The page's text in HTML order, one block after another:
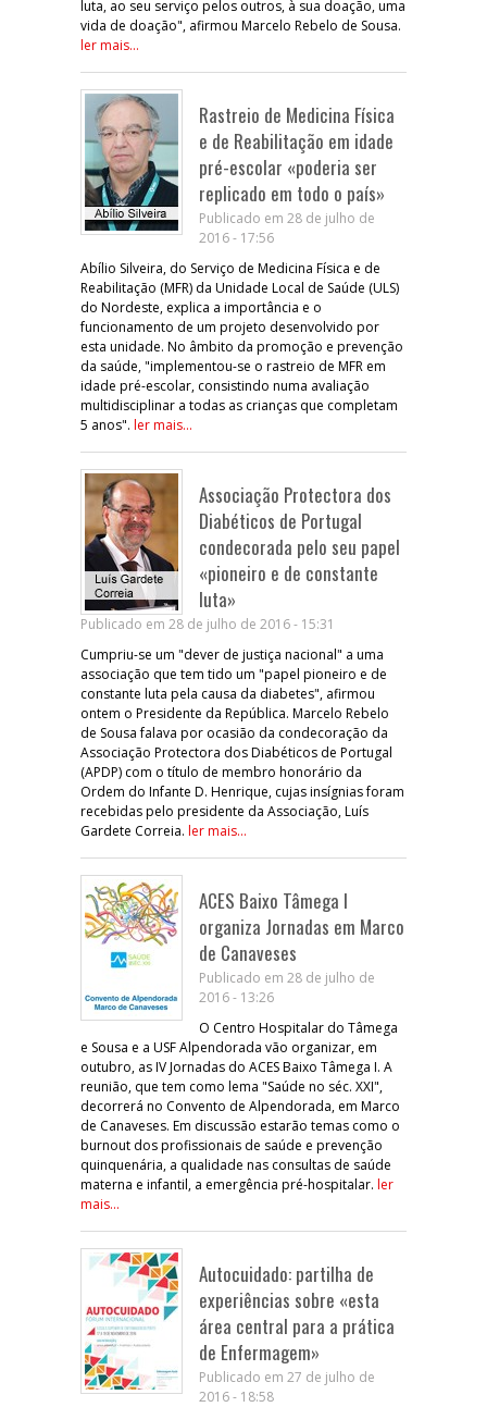
luta, ao seu serviço pelos outros, à sua doação, uma
vida de doação", afirmou Marcelo Rebelo de Sousa.
ler mais...
Rastreio de Medicina Física
e de Reabilitação em idade
pré-escolar «poderia ser
replicado em todo o país»
Publicado em 28 de julho de
2016 - 17:56
Abílio Silveira, do Serviço de Medicina Física e de
Reabilitação (MFR) da Unidade Local de Saúde (ULS)
do Nordeste, explica a importância e o
funcionamento de um projeto desenvolvido por
esta unidade. No âmbito da promoção e prevenção
da saúde, "implementou-se o rastreio de MFR em
idade pré-escolar, consistindo numa avaliação
multidisciplinar a todas as crianças que completam
5 anos". ler mais...
Associação Protectora dos
Diabéticos de Portugal
condecorada pelo seu papel
«pioneiro e de constante
luta»
Publicado em 28 de julho de 2016 - 15:31
Cumpriu-se um "dever de justiça nacional" a uma
associação que tem tido um "papel pioneiro e de
constante luta pela causa da diabetes", afirmou
ontem o Presidente da República. Marcelo Rebelo
de Sousa falava por ocasião da condecoração da
Associação Protectora dos Diabéticos de Portugal
(APDP) com o título de membro honorário da
Ordem do Infante D. Henrique, cujas insígnias foram
recebidas pelo presidente da Associação, Luís
Gardete Correia. ler mais...
ACES Baixo Tâmega I
organiza Jornadas em Marco
de Canaveses
Publicado em 28 de julho de
2016 - 13:26
O Centro Hospitalar do Tâmega
e Sousa e a USF Alpendorada vão organizar, em
outubro, as IV Jornadas do ACES Baixo Tâmega I. A
reunião, que tem como lema "Saúde no séc. XXI",
decorrerá no Convento de Alpendorada, em Marco
de Canaveses. Em discussão estarão temas como o
burnout dos profissionais de saúde e prevenção
quinquenária, a qualidade nas consultas de saúde
materna e infantil, a emergência pré-hospitalar. ler
mais...
Autocuidado: partilha de
experiências sobre «esta
área central para a prática
de Enfermagem»
Publicado em 27 de julho de
2016 - 18:58